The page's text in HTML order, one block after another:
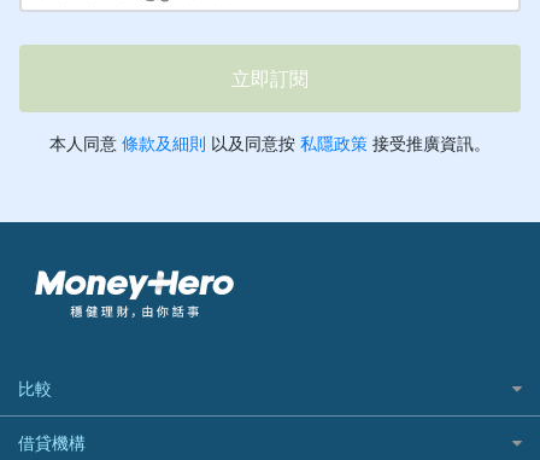
比較
私人貸款比較
借貸機構